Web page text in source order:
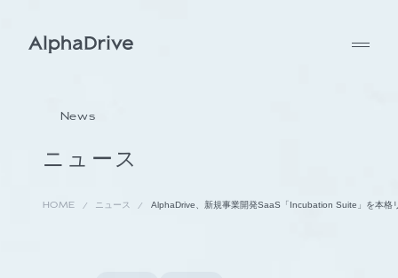
ニュース
News
HOME ニュース AlphaDrive、新規事業開発SaaS「Incubation Suite」を本格